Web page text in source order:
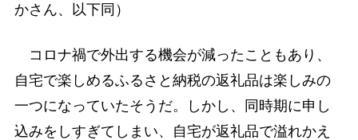
かさん、以下同）
コロナ禍で外出する機会が減ったこともあり、
自宅で楽しめるふるさと納税の返礼品は楽しみの
一つになっていたそうだ。しかし、同時期に申し
込みをしすぎてしまい、自宅が返礼品で溢れかえ